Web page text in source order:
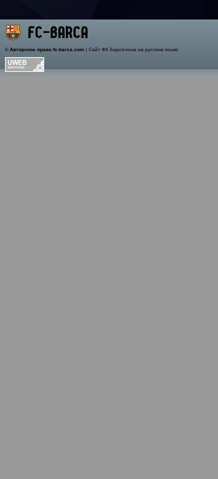
©Авторское право fc-barca.com| Сайт ФК Барселона на русском языке